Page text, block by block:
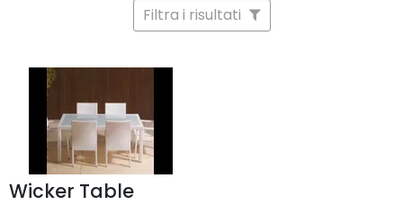
Filtra i risultati
Wicker Table